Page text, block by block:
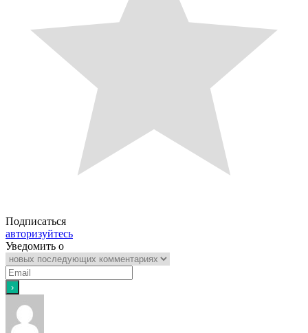
Подписаться
авторизуйтесь
Уведомить о